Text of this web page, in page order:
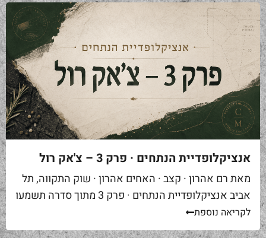
אנציקלופדיית הנתחים · פרק 3 – צ'אק רול
מאת רם אהרון · קצב · האחים אהרון · שוק התקווה, תל
אביב אנציקלופדיית הנתחים · פרק 3 מתוך סדרה תשמעו
סיפור. אתם באים לאחת ממסעדות הבשר הטובות...
לקריאה נוספת